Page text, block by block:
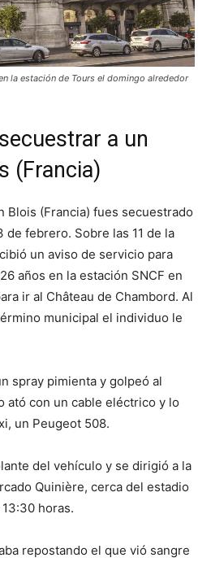
la estación de Tours el domingo alrededor
a un
(Francia)
Blois (Francia) fues secuestrado
de febrero. Sobre las 11 de la
un aviso de servicio para
años en la estación SNCF en
ir al Château de Chambord. Al
municipal el individuo le
spray pimienta y golpeó al
ató con un cable eléctrico y lo
un Peugeot 508.
del vehículo y se dirigió a la
Quinière, cerca del estadio
horas.
repostando el que vió sangre